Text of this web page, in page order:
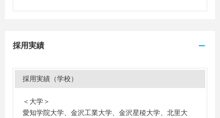
採用実績
採用実績（学校）
＜大学＞
愛知学院大学、金沢工業大学、金沢星稜大学、北里大